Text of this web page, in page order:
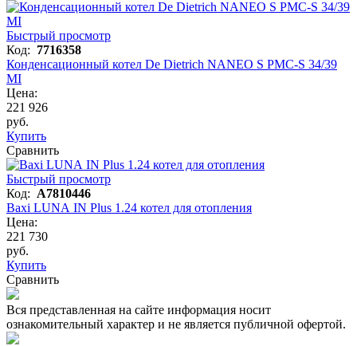
Быстрый просмотр
Код: 7716358
Конденсационный котел De Dietrich NANEO S PMC-S 34/39
MI
Цена:
221 926
руб.
Купить
Сравнить
Быстрый просмотр
Код: A7810446
Baxi LUNA IN Plus 1.24 котел для отопления
Цена:
221 730
руб.
Купить
Сравнить
Вся представленная на сайте информация носит
ознакомительный характер и не является публичной офертой.